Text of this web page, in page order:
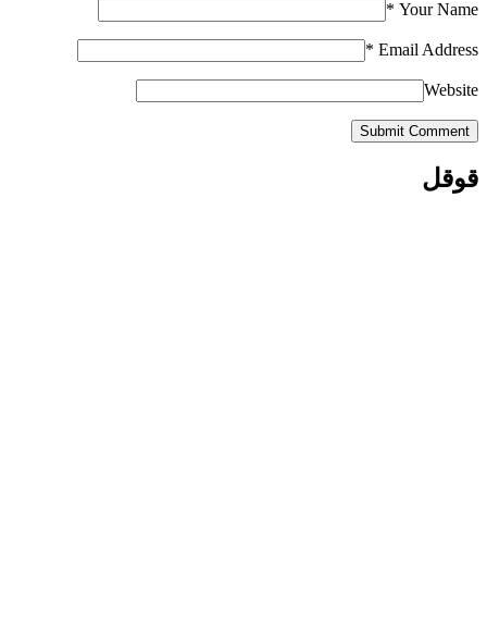
Your Name
*
Email Address
*
Website
Submit Comment
قوقل